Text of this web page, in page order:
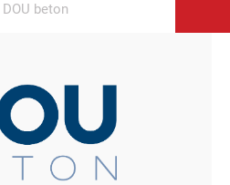
DOU beton